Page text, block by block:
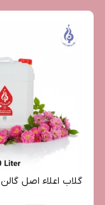
گلاب اعلاء اصل گالن 10 لیتری لباب